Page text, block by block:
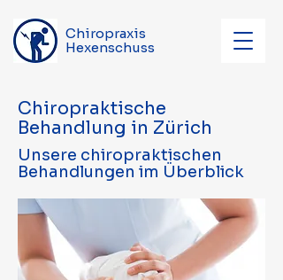
Chiropraxis
Hexenschuss
Chiropraktische
Behandlung in Zürich
Unsere chiropraktischen
Behandlungen im Überblick